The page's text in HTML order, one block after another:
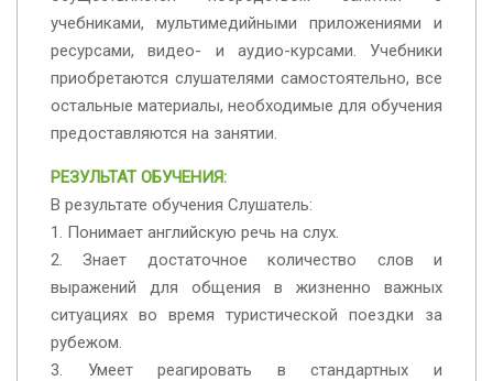
учебниками, мультимедийными приложениями и
ресурсами, видео- и аудио-курсами. Учебники
приобретаются слушателями самостоятельно, все
остальные материалы, необходимые для обучения
предоставляются на занятии.
РЕЗУЛЬТАТ ОБУЧЕНИЯ:
В результате обучения Слушатель:
1. Понимает английскую речь на слух.
2. Знает достаточное количество слов и
выражений для общения в жизненно важных
ситуациях во время туристической поездки за
рубежом.
3. Умеет реагировать в стандартных и